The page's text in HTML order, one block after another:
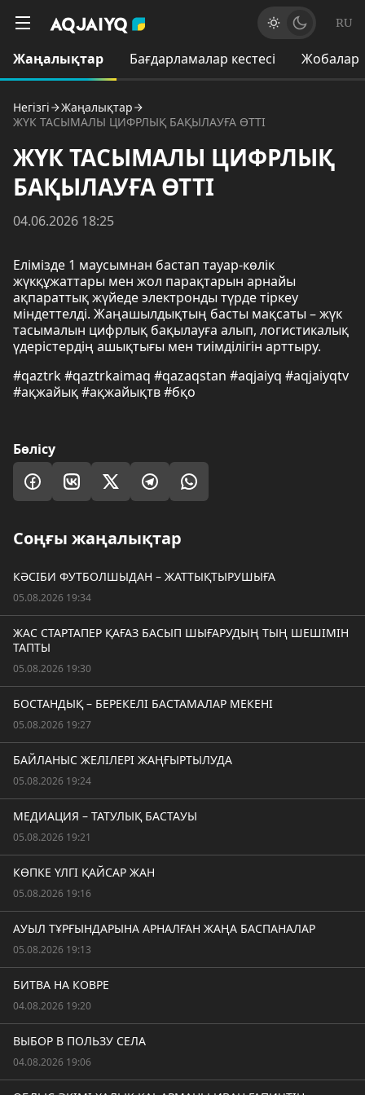
RU
Жаңалықтар Бағдарламалар кестесі Жобалар
Негізгі
Жаңалықтар
ЖҮК ТАСЫМАЛЫ ЦИФРЛЫҚ БАҚЫЛАУҒА ӨТТІ
ЖҮК ТАСЫМАЛЫ ЦИФРЛЫҚ
БАҚЫЛАУҒА ӨТТІ
04.06.2026 18:25
Елімізде 1 маусымнан бастап тауар-көлік
жүкқұжаттары мен жол парақтарын арнайы
ақпараттық жүйеде электронды түрде тіркеу
міндеттелді. Жаңашылдықтың басты мақсаты – жүк
тасымалын цифрлық бақылауға алып, логистикалық
үдерістердің ашықтығы мен тиімділігін арттыру.
#qaztrk #qaztrkaimaq #qazaqstan #aqjaiyq #aqjaiyqtv
#ақжайық #ақжайықтв #бқо
Бөлісу
Соңғы жаңалықтар
КӘСІБИ ФУТБОЛШЫДАН – ЖАТТЫҚТЫРУШЫҒА
05.08.2026 19:34
ЖАС СТАРТАПЕР ҚАҒАЗ БАСЫП ШЫҒАРУДЫҢ ТЫҢ ШЕШІМІН
ТАПТЫ
05.08.2026 19:30
БОСТАНДЫҚ – БЕРЕКЕЛІ БАСТАМАЛАР МЕКЕНІ
05.08.2026 19:27
БАЙЛАНЫС ЖЕЛІЛЕРІ ЖАҢҒЫРТЫЛУДА
05.08.2026 19:24
МЕДИАЦИЯ – ТАТУЛЫҚ БАСТАУЫ
05.08.2026 19:21
КӨПКЕ ҮЛГІ ҚАЙСАР ЖАН
05.08.2026 19:16
АУЫЛ ТҰРҒЫНДАРЫНА АРНАЛҒАН ЖАҢА БАСПАНАЛАР
05.08.2026 19:13
БИТВА НА КОВРЕ
04.08.2026 19:20
ВЫБОР В ПОЛЬЗУ СЕЛА
04.08.2026 19:06